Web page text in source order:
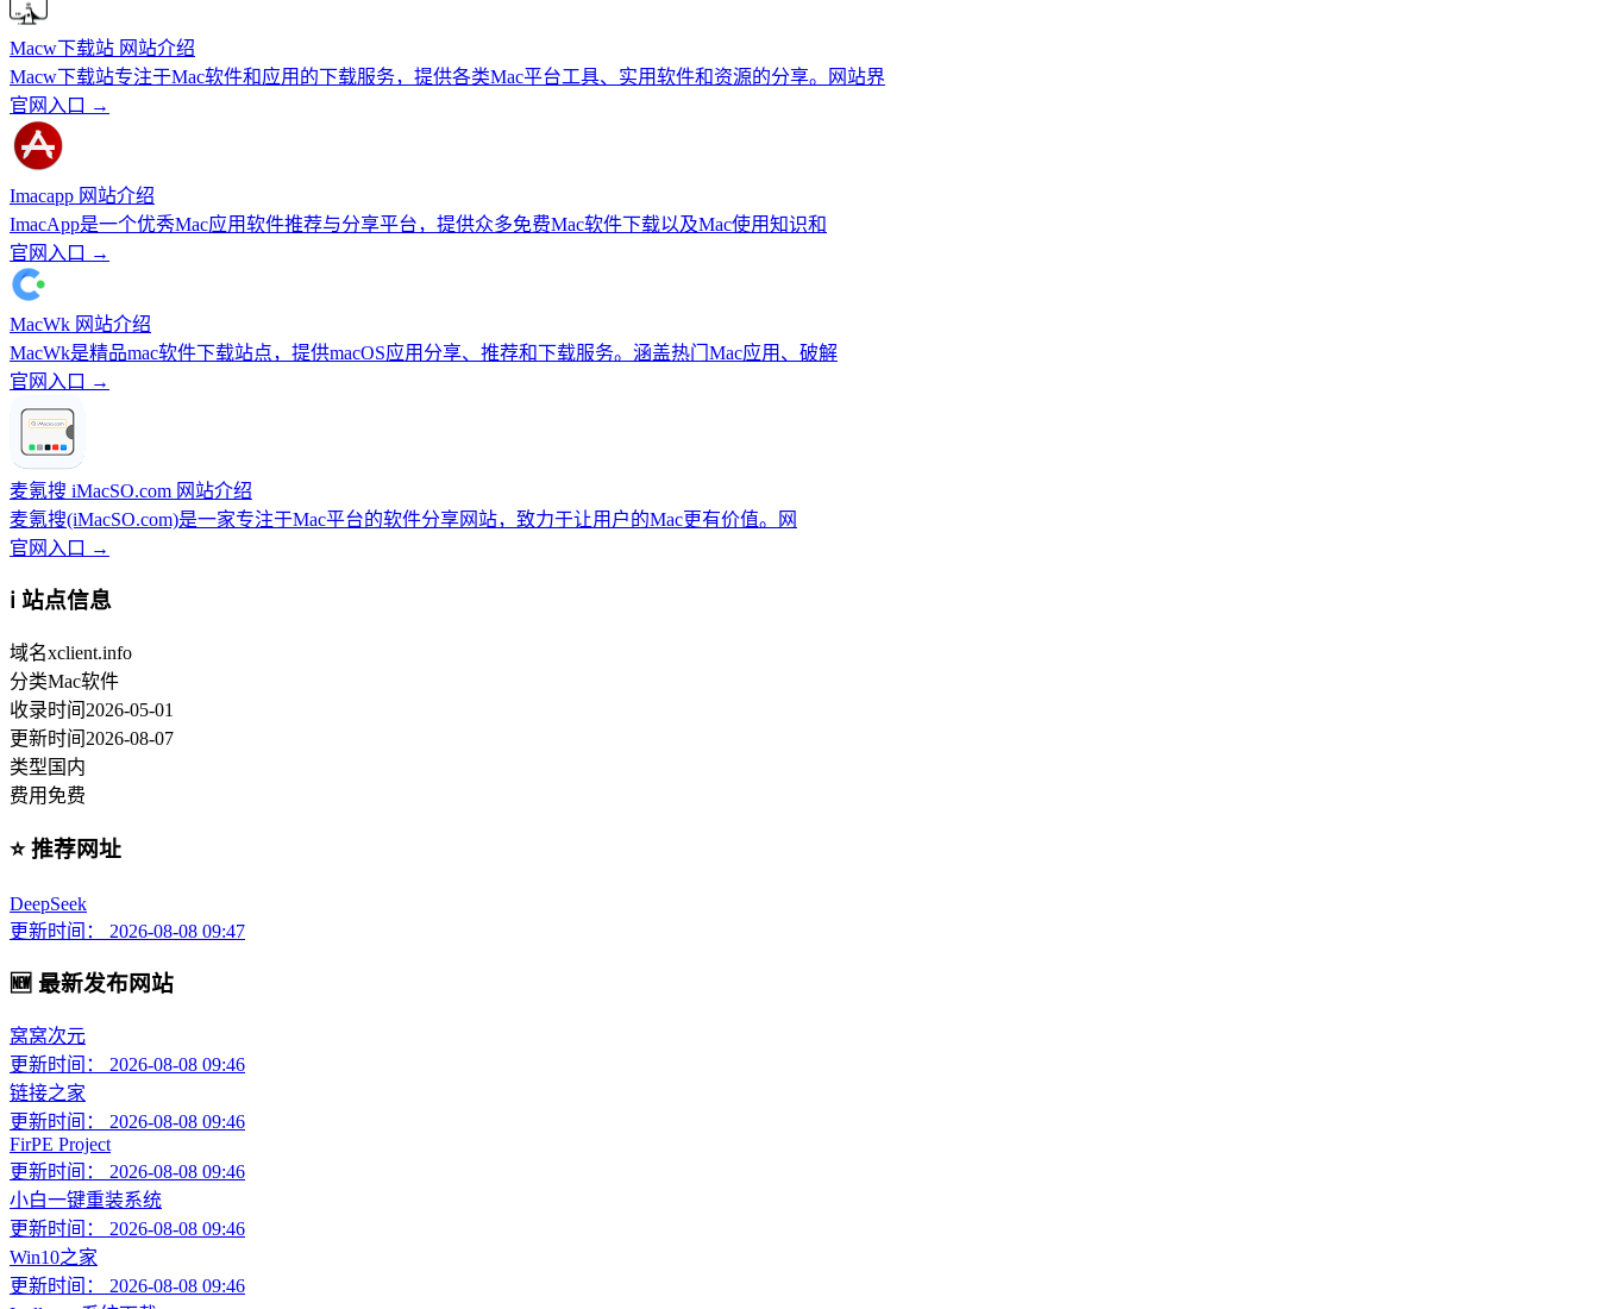
Macw下载站 网站介绍
Macw下载站专注于Mac软件和应用的下载服务，提供各类Mac平台工具、实用软件和资源的分享。网站界
官网入口 →
Imacapp 网站介绍
ImacApp是一个优秀Mac应用软件推荐与分享平台，提供众多免费Mac软件下载以及Mac使用知识和
官网入口 →
MacWk 网站介绍
MacWk是精品mac软件下载站点，提供macOS应用分享、推荐和下载服务。涵盖热门Mac应用、破解
官网入口 →
麦氪搜 iMacSO.com 网站介绍
麦氪搜(iMacSO.com)是一家专注于Mac平台的软件分享网站，致力于让用户的Mac更有价值。网
官网入口 →
ℹ️ 站点信息
域名xclient.info
分类Mac软件
收录时间 2026-05-01
更新时间 2026-08-07
类型 国内
费用 免费
⭐ 推荐网址
DeepSeek
更新时间： 2026-08-08 09:47
🆕 最新发布网站
窝窝次元
更新时间： 2026-08-08 09:46
链接之家
更新时间： 2026-08-08 09:46
FirPE Project
更新时间： 2026-08-08 09:46
小白一键重装系统
更新时间： 2026-08-08 09:46
Win10之家
更新时间： 2026-08-08 09:46